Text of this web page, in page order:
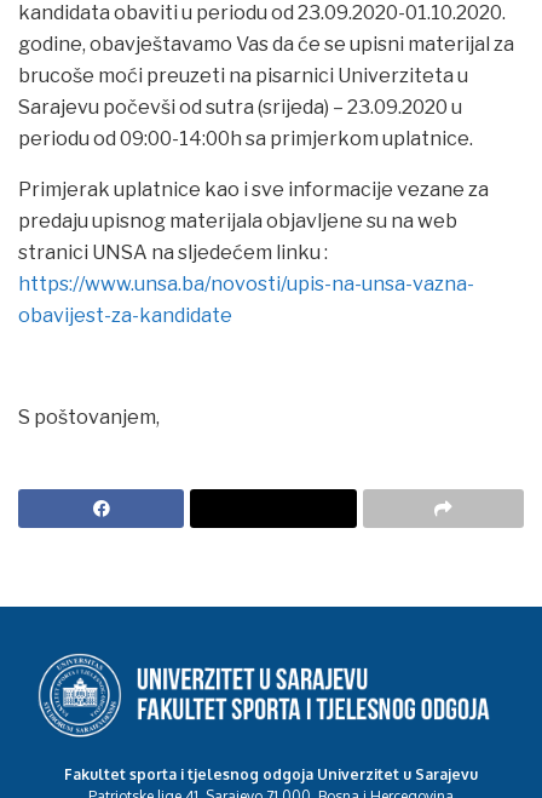
kandidata obaviti u periodu od 23.09.2020-01.10.2020.
godine, obavještavamo Vas da će se upisni materijal za
brucoše moći preuzeti na pisarnici Univerziteta u
Sarajevu počevši od sutra (srijeda) – 23.09.2020 u
periodu od 09:00-14:00h sa primjerkom uplatnice.
Primjerak uplatnice kao i sve informacije vezane za
predaju upisnog materijala objavljene su na web
stranici UNSA na sljedećem linku :
https://www.unsa.ba/novosti/upis-na-unsa-vazna-
obavijest-za-kandidate
S poštovanjem,
Fakultet sporta i tjelesnog odgoja Univerzitet u Sarajevu